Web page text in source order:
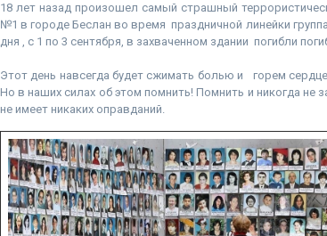
18 лет назад произошел самый страшный
№1 в городе Беслан во время праздничной линейки
дня , с 1 по 3 сентября, в захваченном здании погибли
Этот день навсегда будет сжимать болью и горем
Но в наших силах об этом помнить! Помнить и никогда
не имеет никаких оправданий.